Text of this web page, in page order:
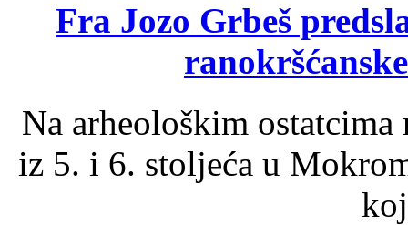
Fra Jozo Grbeš
Na arheološkim
iz 5. i 6. stoljeća u